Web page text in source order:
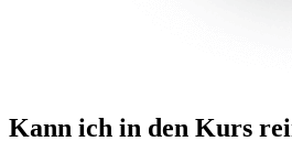
Kann ich in den Kurs